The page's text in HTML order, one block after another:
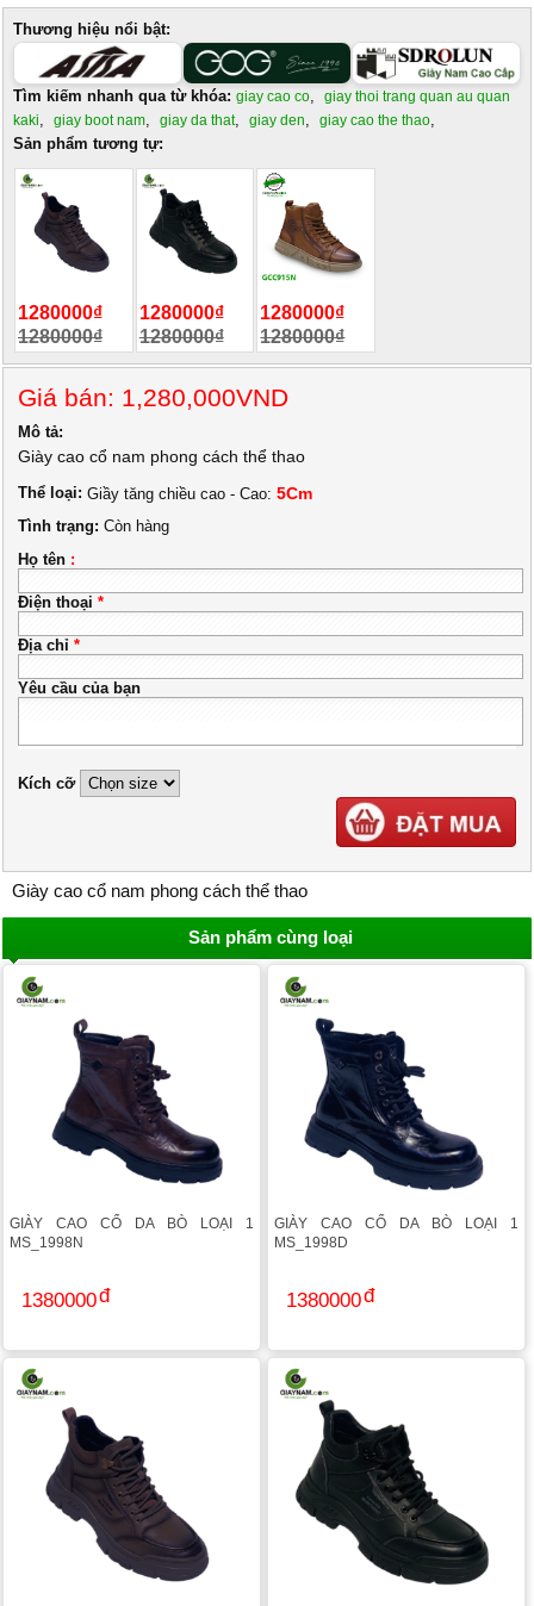
Thương hiệu nổi bật:
Tìm kiếm nhanh qua từ khóa: giay cao co, giay thoi trang quan au quan
kaki, giay boot nam, giay da that, giay den, giay cao the thao,
Sản phẩm tương tự:
1280000₫
1280000₫
1280000₫
1280000₫
1280000₫
1280000₫
Giá bán: 1,280,000VND
Mô tả:
Giày cao cổ nam phong cách thể thao
Thể loại: Giầy tăng chiều cao - Cao: 5Cm
Tình trạng: Còn hàng
Họ tên :
Điện thoại *
Địa chỉ *
Yêu cầu của bạn
Kích cỡ
Giày cao cổ nam phong cách thể thao
Sản phẩm cùng loại
GIÀY CAO CỔ DA BÒ LOẠI 1
MS_1998N
1380000
GIÀY CAO CỔ DA BÒ LOẠI 1
MS_1998D
1380000